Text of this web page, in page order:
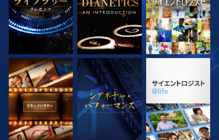
シリーズを探求 観る シリーズを探求